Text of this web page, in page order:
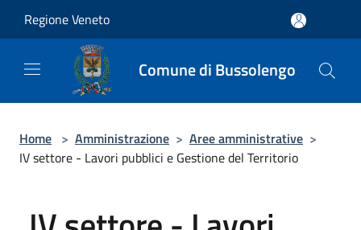
Regione Veneto
Comune di Bussolengo
Home > Amministrazione > Aree amministrative >
IV settore - Lavori pubblici e Gestione del Territorio